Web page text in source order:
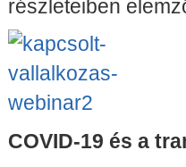
részleteiben
COVID-19 és a